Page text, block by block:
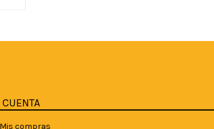
Mis compras